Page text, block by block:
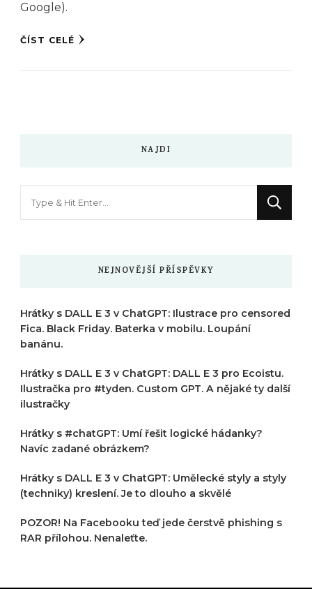
Google).
ČÍST CELÉ
NAJDI
NEJNOVĚJŠÍ PŘÍSPĚVKY
Hrátky s DALL E 3 v ChatGPT: Ilustrace pro censored
Fica. Black Friday. Baterka v mobilu. Loupání
banánu.
Hrátky s DALL E 3 v ChatGPT: DALL E 3 pro Ecoistu.
Ilustračka pro #tyden. Custom GPT. A nějaké ty další
ilustračky
Hrátky s #chatGPT: Umí řešit logické hádanky?
Navíc zadané obrázkem?
Hrátky s DALL E 3 v ChatGPT: Umělecké styly a styly
(techniky) kreslení. Je to dlouho a skvělé
POZOR! Na Facebooku teď jede čerstvě phishing s
RAR přílohou. Nenaleťte.